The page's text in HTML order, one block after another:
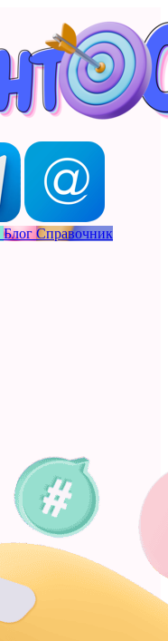
Блог Справочник